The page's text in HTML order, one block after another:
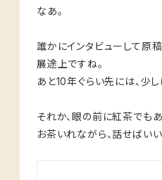
なあ。
誰かにインタビューして原
展途上ですね。
あと10年ぐらい先には、少
それか、眼の前に紅茶でもあ
お茶いれながら、話せばいい